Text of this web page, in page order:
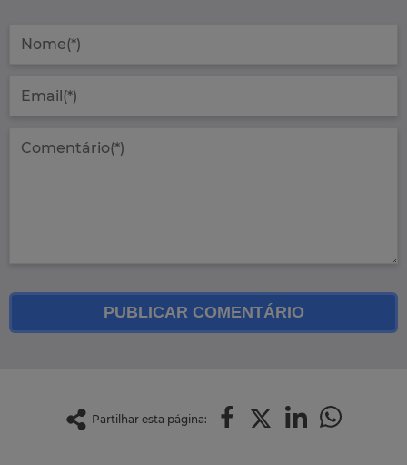
PUBLICAR COMENTÁRIO
Partilhar esta página: